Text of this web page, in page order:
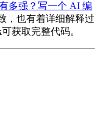
多强？写一个 AI 编
，也有着详细解释过
可获取完整代码。